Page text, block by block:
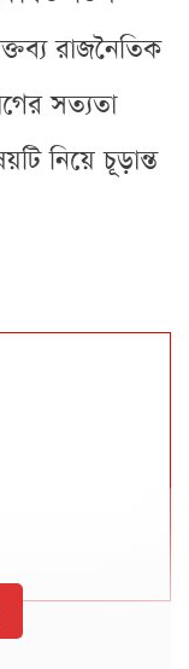
রাজনৈতিক
সত্যতা
নিয়ে চূড়ান্ত